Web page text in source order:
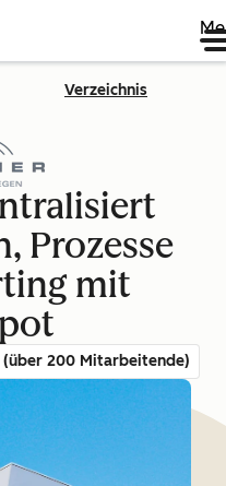
Verzeichnis
Prozesse
mit
200 Mitarbeitende)